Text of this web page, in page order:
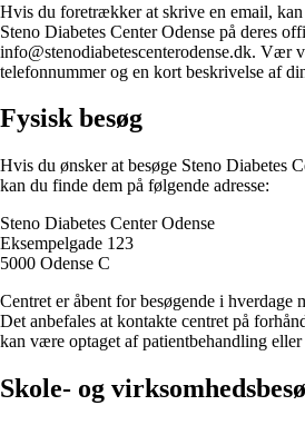
Hvis du foretrækker at skrive en email, kan
Steno Diabetes Center Odense på deres
info@stenodiabetescenterodense.dk. Vær
telefonnummer og en kort beskrivelse af
Fysisk besøg
Hvis du ønsker at besøge Steno Diabetes
kan du finde dem på følgende adresse:
Steno Diabetes Center Odense
Eksempelgade 123
5000 Odense C
Centret er åbent for besøgende i hverdage
Det anbefales at kontakte centret på
kan være optaget af patientbehandling
Skole- og